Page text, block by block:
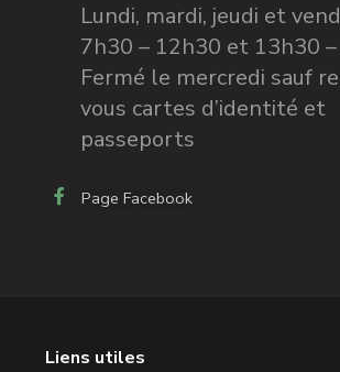
Lundi, mardi, jeudi et
7h30 – 12h30 et 13h30
Fermé le mercredi sauf
vous cartes d’identité et
passeports
Page Facebook
Liens utiles